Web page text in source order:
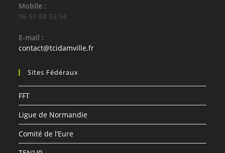
Mobile :
06 51 84 53 54
E-mail :
contact@tcidamville.frS’ouvre
Sites Fédéraux
FFT
Ligue de Normandie
Comité de l’Eure